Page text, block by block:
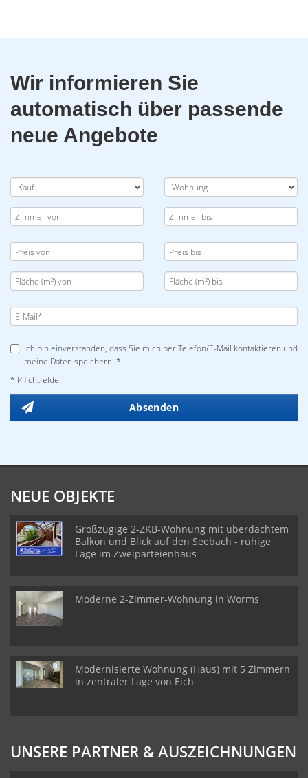
Wir informieren Sie
automatisch über passende
neue Angebote
Ich bin einverstanden, dass Sie mich per Telefon/E-Mail kontaktieren und
meine Daten speichern. *
* Pflichtfelder
Absenden
NEUE OBJEKTE
Großzügige 2-ZKB-Wohnung mit überdachtem
Balkon und Blick auf den Seebach - ruhige
Lage im Zweiparteienhaus
Moderne 2-Zimmer-Wohnung in Worms
Modernisierte Wohnung (Haus) mit 5 Zimmern
in zentraler Lage von Eich
UNSERE PARTNER & AUSZEICHNUNGEN